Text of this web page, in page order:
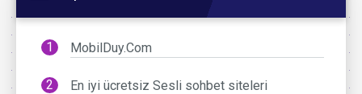
MobilDuy.Com
En iyi ücretsiz Sesli sohbet siteleri